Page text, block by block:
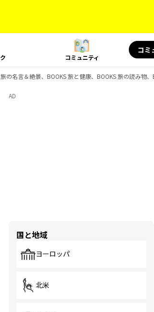
コミュニティ
コミ
名言＆絶景、BOOKS 旅と健康、BOOKS 旅の読み物、
AD
国と地域
ヨーロッパ
北米